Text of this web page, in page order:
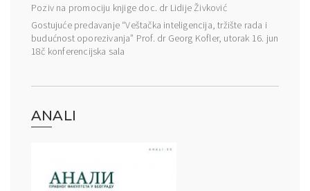
Poziv na promociju knjige doc. dr Lidije Živković
Gostujuće predavanje “Veštačka inteligencija, tržište rada i
budućnost oporezivanja” Prof. dr Georg Kofler, utorak 16. jun
18č konferencijska sala
ANALI